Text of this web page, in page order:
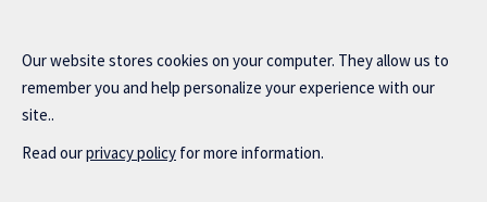
Our website stores cookies on your computer. They allow us to
remember you and help personalize your experience with our
site..
Read ourprivacy policy for more information.